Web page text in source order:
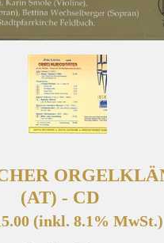
(AT) - CD
(inkl. 8.1% MwSt.)